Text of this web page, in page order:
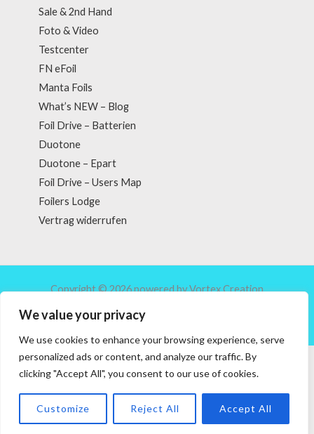
We value your privacy
We use cookies to enhance your browsing experience, serve
personalized ads or content, and analyze our traffic. By
clicking "Accept All", you consent to our use of cookies.
Customize Reject All Accept All
Sale & 2nd Hand
Foto & Video
Testcenter
FN eFoil
Manta Foils
What’s NEW – Blog
Foil Drive – Batterien
Duotone
Duotone – Epart
Foil Drive – Users Map
Foilers Lodge
Vertrag widerrufen
Copyright © 2026 powered by Vortex Creation
VERTRAG WIDERRUFEN